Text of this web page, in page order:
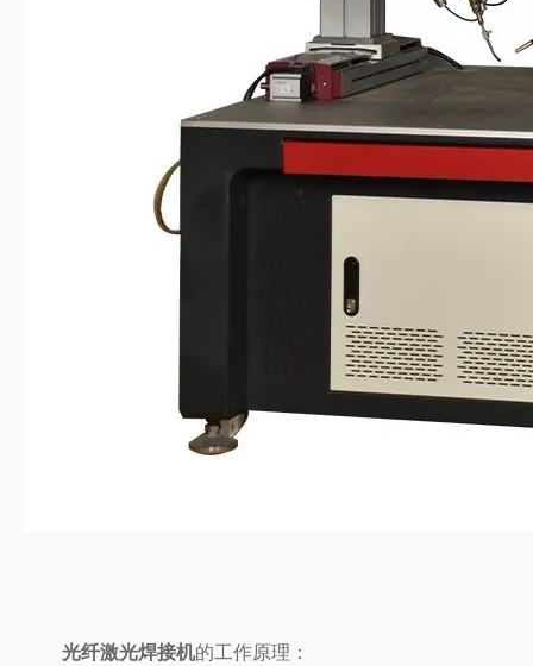
光纤激光焊接机的工作原理：